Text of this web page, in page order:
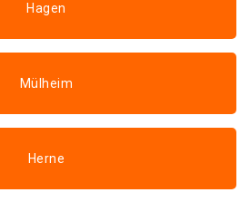
Hagen
Mülheim
Herne